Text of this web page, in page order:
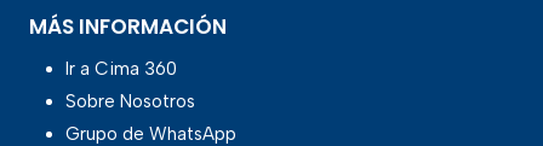
MÁS INFORMACIÓN
Ir a Cima 360
Sobre Nosotros
Grupo de WhatsApp